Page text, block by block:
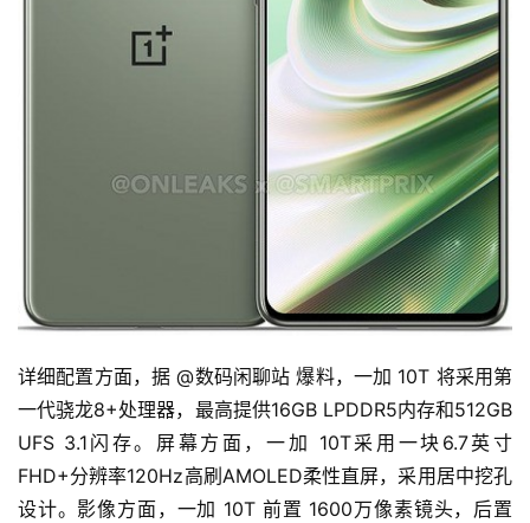
详细配置方面，据 @数码闲聊站 爆料，一加 10T 将采用第
一代骁龙8+处理器，最高提供16GB LPDDR5内存和512GB
UFS 3.1闪存。屏幕方面，一加 10T采用一块6.7英寸
FHD+分辨率120Hz高刷AMOLED柔性直屏，采用居中挖孔
设计。影像方面，一加 10T 前置 1600万像素镜头，后置